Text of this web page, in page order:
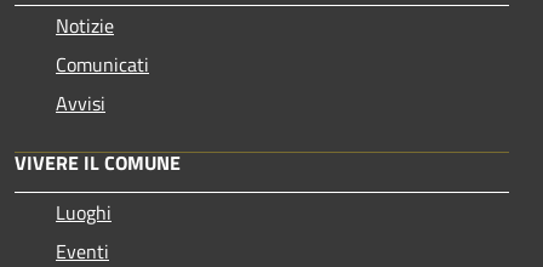
Notizie
Comunicati
Avvisi
VIVERE IL COMUNE
Luoghi
Eventi